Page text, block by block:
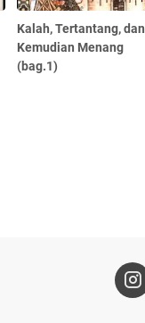
Kalah, Tertantang, dan
Kemudian Menang
(bag.1)